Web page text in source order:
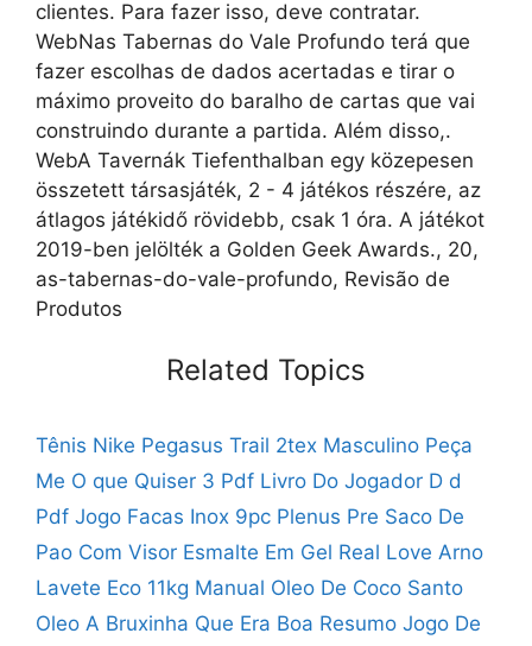
clientes. Para fazer isso, deve contratar.
WebNas Tabernas do Vale Profundo terá que
fazer escolhas de dados acertadas e tirar o
máximo proveito do baralho de cartas que vai
construindo durante a partida. Além disso,.
WebA Tavernák Tiefenthalban egy közepesen
összetett társasjáték, 2 - 4 játékos részére, az
átlagos játékidő rövidebb, csak 1 óra. A játékot
2019-ben jelölték a Golden Geek Awards., 20,
as-tabernas-do-vale-profundo, Revisão de
Produtos
Related Topics
Tênis Nike Pegasus Trail 2tex Masculino Peça
Me O que Quiser 3 Pdf Livro Do Jogador D d
Pdf Jogo Facas Inox 9pc Plenus Pre Saco De
Pao Com Visor Esmalte Em Gel Real Love Arno
Lavete Eco 11kg Manual Oleo De Coco Santo
Oleo A Bruxinha Que Era Boa Resumo Jogo De